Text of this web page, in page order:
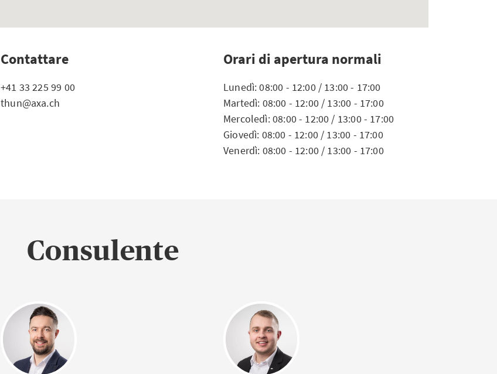
Contattare
+41 33 225 99 00
thun@axa.ch
Orari di apertura normali
Lunedì: 08:00 - 12:00 / 13:00 - 17:00
Martedì: 08:00 - 12:00 / 13:00 - 17:00
Mercoledì: 08:00 - 12:00 / 13:00 - 17:00
Giovedì: 08:00 - 12:00 / 13:00 - 17:00
Venerdì: 08:00 - 12:00 / 13:00 - 17:00
Consulente